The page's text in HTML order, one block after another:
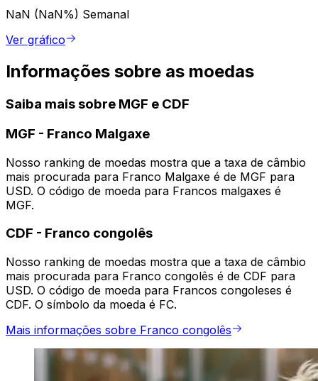
NaN (NaN%) Semanal
Ver gráfico
Informações sobre as moedas
Saiba mais sobre MGF e CDF
MGF - Franco Malgaxe
Nosso ranking de moedas mostra que a taxa de câmbio
mais procurada para Franco Malgaxe é de MGF para
USD. O código de moeda para Francos malgaxes é
MGF.
CDF - Franco congolês
Nosso ranking de moedas mostra que a taxa de câmbio
mais procurada para Franco congolês é de CDF para
USD. O código de moeda para Francos congoleses é
CDF. O símbolo da moeda é FC.
Mais informações sobre Franco congolês